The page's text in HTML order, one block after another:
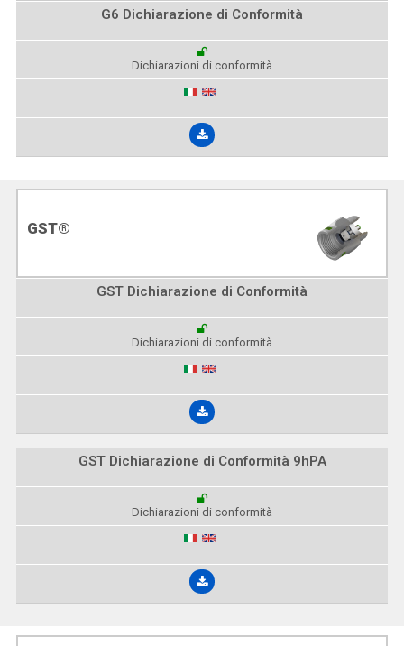
G6 Dichiarazione di Conformità
Dichiarazioni di conformità
GST®
GST Dichiarazione di Conformità
Dichiarazioni di conformità
GST Dichiarazione di Conformità 9hPA
Dichiarazioni di conformità